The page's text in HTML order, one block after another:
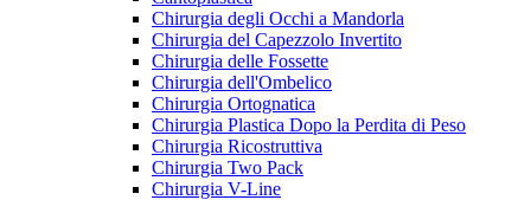
Chirurgia degli Occhi a Mandorla
Chirurgia del Capezzolo Invertito
Chirurgia delle Fossette
Chirurgia dell'Ombelico
Chirurgia Ortognatica
Chirurgia Plastica Dopo la Perdita di Peso
Chirurgia Ricostruttiva
Chirurgia Two Pack
Chirurgia V-Line